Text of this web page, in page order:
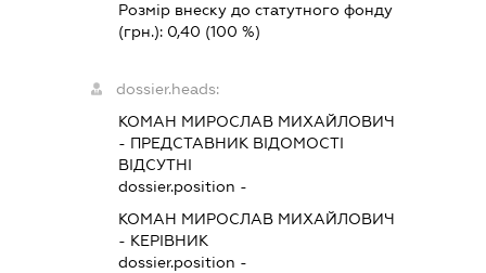
Розмір внеску до статутного фонду
(грн.): 0,40 (100 %)
dossier.heads:
КОМАН МИРОСЛАВ МИХАЙЛОВИЧ
- ПРЕДСТАВНИКВІДОМОСТІ
ВІДСУТНІ
dossier.position -
КОМАН МИРОСЛАВ МИХАЙЛОВИЧ
- КЕРІВНИК
dossier.position -